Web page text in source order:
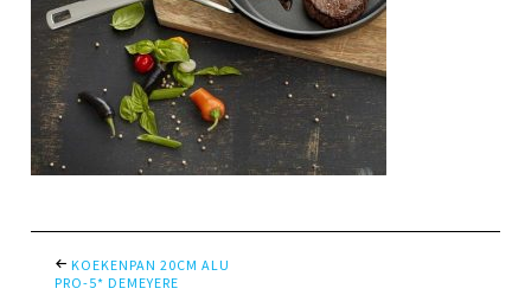
KOEKENPAN 20CM ALU
PRO-5* DEMEYERE